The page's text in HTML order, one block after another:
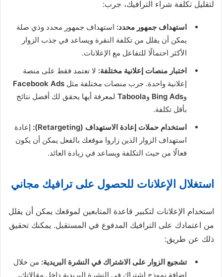
لتقليل تكلفة شراء الترافيك، جرب:
استهداف جمهور محدد: استهداف جمهور محدد وذي صلة
يمكن أن يقلل من تكلفة النقرة ويساعد في جذب الزوار
الأكثر احتمالًا للتفاعل مع الإعلانات.
اختبار منصات إعلانية مختلفة: لا تعتمد فقط على منصة
إعلانية واحدة. جرب منصات مختلفة مثل Facebook Ads
وBing Ads وTaboola لمعرفة أيها يحقق لك أفضل نتائج
بأقل تكلفة.
استخدام حملات إعادة الاستهداف (Retargeting):
إعادة
استهداف الزوار الذين زاروا موقعك بالفعل يمكن أن يكون
فعالًا من حيث التكلفة ويساعد في زيادة العائد.
استغلال الإعلانات للحصول على ترافيك مجاني
استخدام الإعلانات لتكبير قاعدة المتابعين لموقعك يمكن أن يقلل
من اعتمادك على الترافيك المدفوع في المستقبل. يمكنك تحقيق
ذلك عن طريق:
تشجيع الزوار على الاشتراك في النشرة البريدية: من خلال
إضافة نموذج اشتراك في النشرة البريدية داخل مقالاتك،